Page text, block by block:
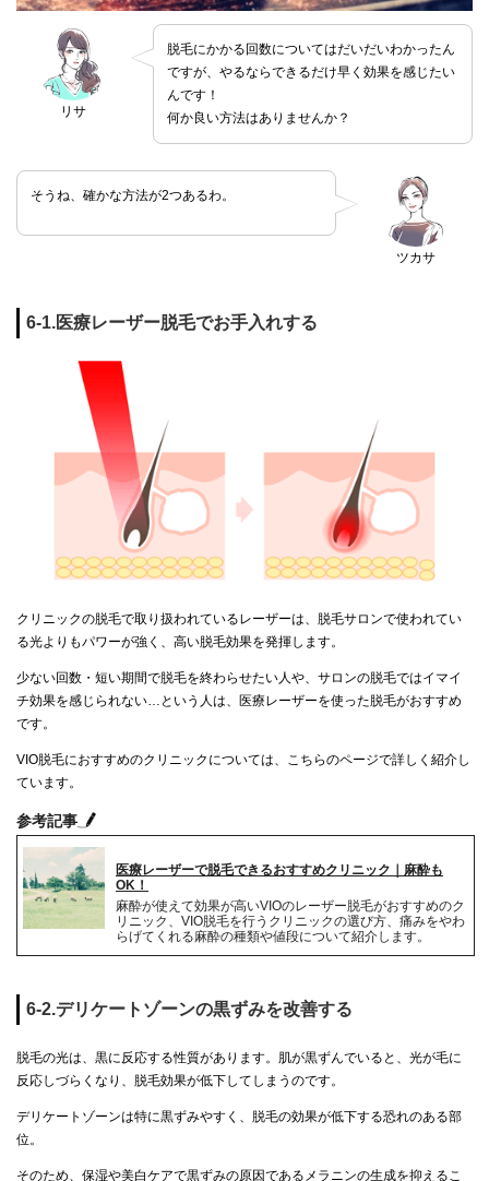
リサ
脱毛にかかる回数についてはだいだいわかったん
ですが、やるならできるだけ早く効果を感じたい
んです！
何か良い方法はありませんか？
ツカサ
そうね、確かな方法が2つあるわ。
6-1.医療レーザー脱毛でお手入れする
クリニックの脱毛で取り扱われているレーザーは、脱毛サロンで使われてい
る光よりもパワーが強く、高い脱毛効果を発揮します。
少ない回数・短い期間で脱毛を終わらせたい人や、サロンの脱毛ではイマイ
チ効果を感じられない…という人は、医療レーザーを使った脱毛がおすすめ
です。
VIO脱毛におすすめのクリニックについては、こちらのページで詳しく紹介し
ています。
参考記事
医療レーザーで脱毛できるおすすめクリニック｜麻酔も
OK！
麻酔が使えて効果が高いVIOのレーザー脱毛がおすすめのク
リニック、VIO脱毛を行うクリニックの選び方、痛みをやわ
らげてくれる麻酔の種類や値段について紹介します。
6-2.デリケートゾーンの黒ずみを改善する
脱毛の光は、黒に反応する性質があります。肌が黒ずんでいると、光が毛に
反応しづらくなり、脱毛効果が低下してしまうのです。
デリケートゾーンは特に黒ずみやすく、脱毛の効果が低下する恐れのある部
位。
そのため、保湿や美白ケアで黒ずみの原因であるメラニンの生成を抑えるこ